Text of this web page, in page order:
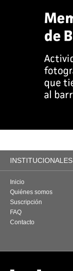
INSTITUCIONALES
Inicio
Quiénes somos
Suscripción
FAQ
Contacto